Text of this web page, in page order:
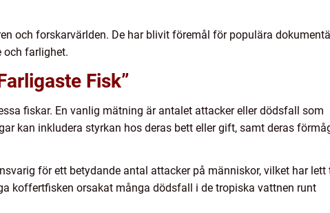
och forskarvärlden. De har blivit föremål för populära
och farlighet.
Fisk”
fiskar. En vanlig mätning är antalet attacker eller dödsfall som
kan inkludera styrkan hos deras bett eller gift, samt deras
för ett betydande antal attacker på människor, vilket har lett
koffertfisken orsakat många dödsfall i de tropiska vattnen runt